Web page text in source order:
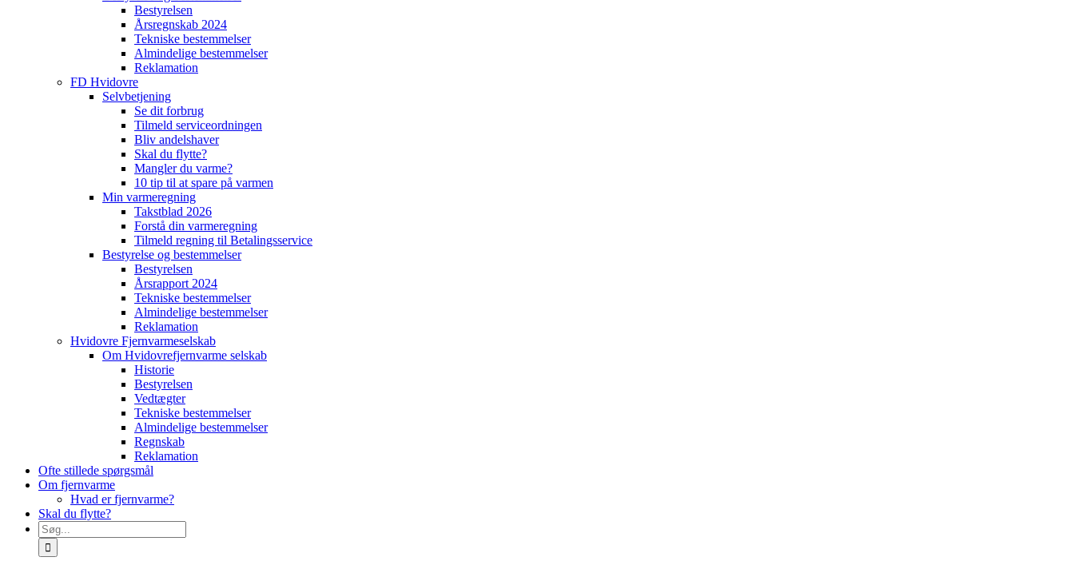
Bestyrelsen
Årsregnskab 2024
Tekniske bestemmelser
Almindelige bestemmelser
Reklamation
FD Hvidovre
Selvbetjening
Se dit forbrug
Tilmeld serviceordningen
Bliv andelshaver
Skal du flytte?
Mangler du varme?
10 tip til at spare på varmen
Min varmeregning
Takstblad 2026
Forstå din varmeregning
Tilmeld regning til Betalingsservice
Bestyrelse og bestemmelser
Bestyrelsen
Årsrapport 2024
Tekniske bestemmelser
Almindelige bestemmelser
Reklamation
Hvidovre Fjernvarmeselskab
Om Hvidovrefjernvarme selskab
Historie
Bestyrelsen
Vedtægter
Tekniske bestemmelser
Almindelige bestemmelser
Regnskab
Reklamation
Ofte stillede spørgsmål
Om fjernvarme
Hvad er fjernvarme?
Skal du flytte?
Søg
efter: